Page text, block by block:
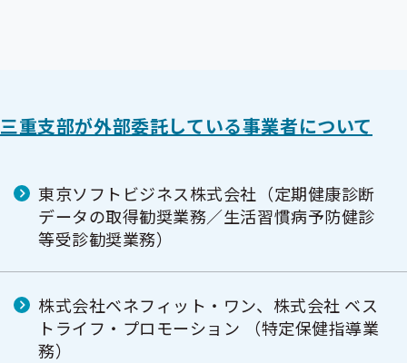
三重支部が外部委託している事業者について
東京ソフトビジネス株式会社（定期健康診断
データの取得勧奨業務／生活習慣病予防健診
等受診勧奨業務）
株式会社ベネフィット・ワン、株式会社 ベス
トライフ・プロモーション （特定保健指導業
務）